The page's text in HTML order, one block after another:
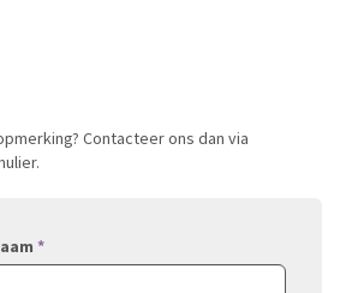
Contacteer ons dan via
*